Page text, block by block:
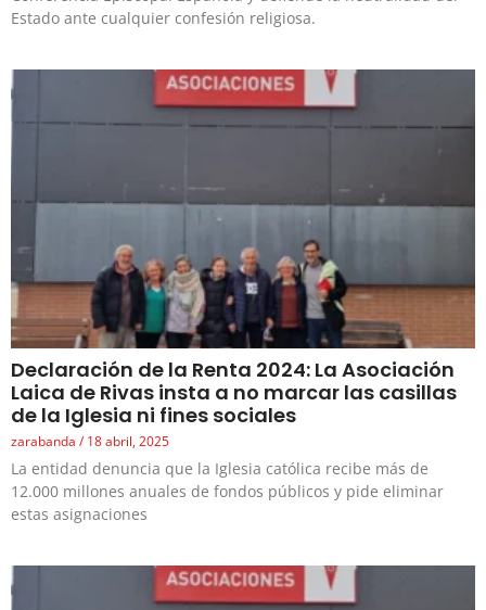
Estado ante cualquier confesión religiosa.
Declaración de la Renta 2024: La Asociación
Laica de Rivas insta a no marcar las casillas
de la Iglesia ni fines sociales
zarabanda 18 abril, 2025
La entidad denuncia que la Iglesia católica recibe más de
12.000 millones anuales de fondos públicos y pide eliminar
estas asignaciones